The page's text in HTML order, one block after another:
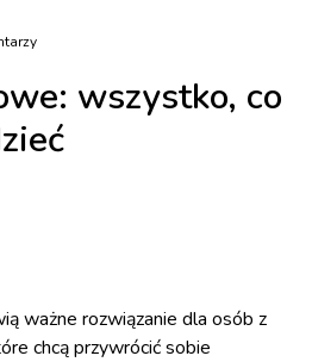
wszystko, co
ważne rozwiązanie dla osób z
chcą przywrócić sobie